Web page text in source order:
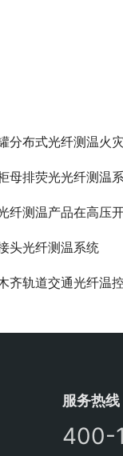
分布式光纤测温火
母排荧光光纤测温
纤测温产品在高压
头光纤测温系统
齐轨道交通光纤温
服务热线
400-